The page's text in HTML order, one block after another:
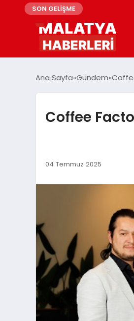
SON GELİŞME
Ana Sayfa Gündem
Coffee
04 Temmuz 2025